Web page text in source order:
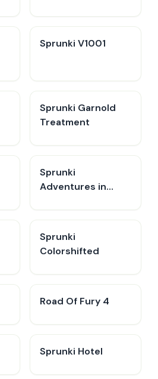
Sprunki V1001
Sprunki Garnold
Treatment
Sprunki
Adventures in
Sprunki
Colorshifted
Road Of Fury 4
Sprunki Hotel